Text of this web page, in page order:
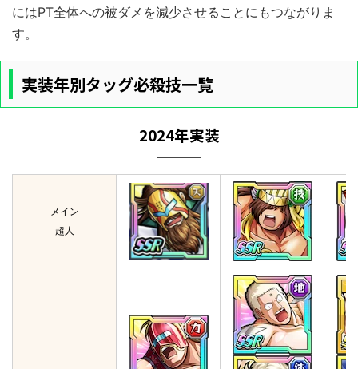
にはPT全体への被ダメを減少させることにもつながりま
す。
実装年別タッグ必殺技一覧
2024年実装
メイン
超人